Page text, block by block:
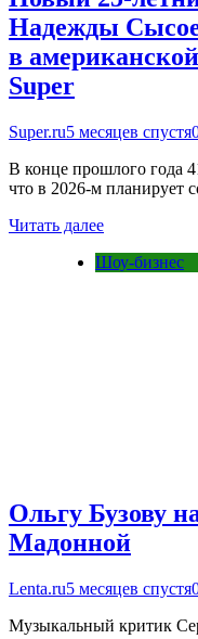
Надежды
в
Super
Super.ru5 месяцев спустя
В конце прошлого года
что в 2026‑м планирует
Читать далее
Шоу-бизнес
Ольгу Бузову
Мадонной
Lenta.ru5 месяцев спустя
Музыкальный критик